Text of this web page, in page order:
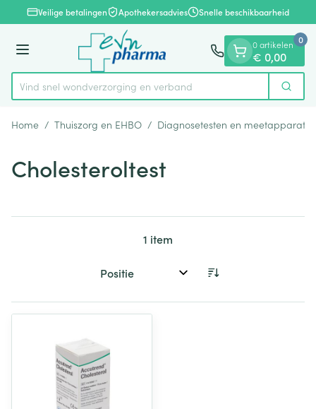
Ga naar de inhoud
1 van 1Veilige betalingen Apothekersadvies Snelle beschikbaarheid
Menu
Product, merk, categorie...
Vind snel wondverzorging en verband Zoek
0 artikelen
€ 0,00
0
Home / Thuiszorg en EHBO / Diagnosetesten en
Cholesteroltest
1 item
Sorteer op: